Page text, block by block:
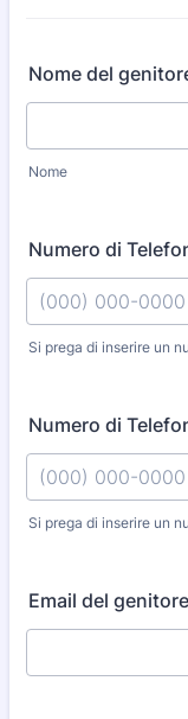
Nome del
Nome
Numero di
Si prega di inserire un
Numero di
Si prega di inserire un
Email del genitore